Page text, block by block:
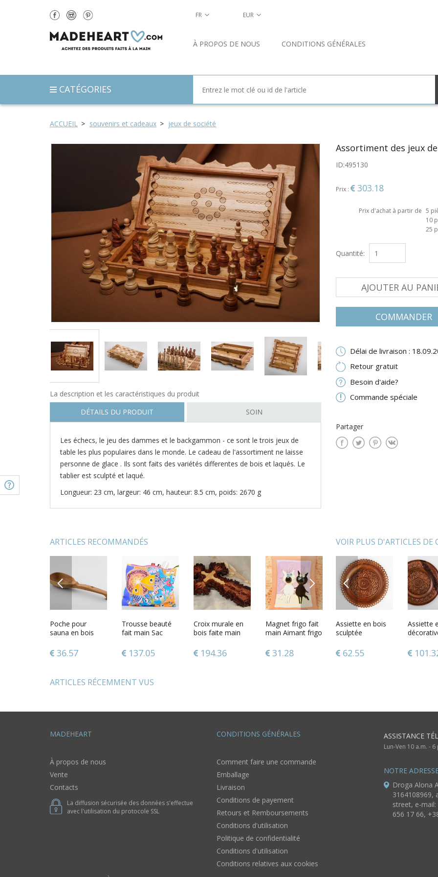
ACCUEIL souvenirs et cadeaux jeux de société
Assortiment des jeux
ID:495130
Prix : 303.18
Prix d'achat à partir de 5
10
25
Quantité:
AJOUTER AU
COMMANDER
Délai de livraison :
Retour gratuit
Besoin d'aide?
Commande spéciale
Partager
PREVIOUS NEXT
La description et les caractéristiques du produit
DÉTAILS DU PRODUIT
SOIN
Les échecs, le jeu des dammes et le backgammon - ce sont le trois jeux de
table les plus populaires dans le monde. Le cadeau de l'assortiment ne laisse
personne de glace . Ils sont faits des variétés differentes de bois et laqués. Le
tablier est sculpté et laqué.
Longueur: 23 cm, largeur: 46 cm, hauteur: 8.5 cm, poids: 2670 g
ARTICLES RECOMMANDÉS
PREVIOUS
Poche pour
sauna en bois
36.57
Trousse beauté
fait main Sac
poissons
multicolores
137.05
Croix murale en
bois faite main
décoration
murale sculptée
194.36
Magnet frigo fait
main Aimant frigo
Décoration
cuisine Chatons
31.28
Poupée motanka
en tissu Maman
62.67
Boîte en
46.78
NEXT
VOIR PLUS D'ARTICLES DE
PREVIOUS
Assortiment des
jeux de table
303.18
Assiette
décorative
main73.83
Assiette murale
décorative
78.51
Assortiment des
jeux de table 3
303.18
Assiette en bois
sculptée
62.55
Assiette
ARTICLES RÉCEMMENT VUS
FR EUR
À PROPOS DE NOUS CONDITIONS GÉNÉRALES
CATÉGORIES
MADEHEART
À propos de nous
Vente
Contacts
La diffusion sécurisée des données s'effectue
avec l'utilisation du protocole SSL
CONDITIONS GÉNÉRALES
Comment faire une commande
Emballage
Livraison
Conditions de payement
Retours et Remboursements
Conditions d'utilisation
Politique de confidentialité
Conditions d'utilisation
Conditions relatives aux cookies
ASSISTANCE
Lun-Ven 10 a.m. - 6
NOTRE
Droga Alona
3164108969,
street, e-mail:
656 17 66,